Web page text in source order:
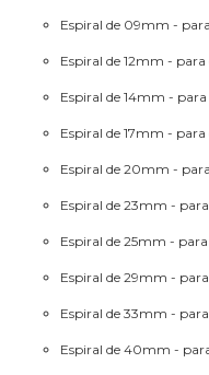
Espiral de 09mm -
Espiral de 12mm -
Espiral de 14mm -
Espiral de 17mm -
Espiral de 20mm -
Espiral de 23mm -
Espiral de 25mm -
Espiral de 29mm -
Espiral de 33mm -
Espiral de 40mm -